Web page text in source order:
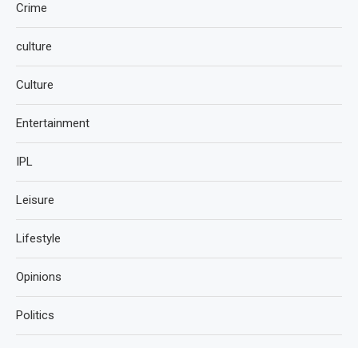
Crime
culture
Culture
Entertainment
IPL
Leisure
Lifestyle
Opinions
Politics